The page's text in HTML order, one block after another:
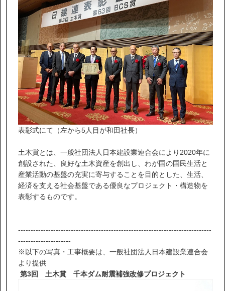
お問い合わせ
採用情報
営業カタログダウンロード
協力会社の皆様へ
個人情報等保護ポリシー
表彰式にて（左から5人目が和田社長）
土木賞とは、一般社団法人日本建設業連合会により2020年に
創設された、良好な土木資産を創出し、わが国の国民生活と
産業活動の基盤の充実に寄与することを目的とした、生活、
経済を支える社会基盤である優良なプロジェクト・構造物を
表彰するものです。
-----------------------------------------------------------------------------
---------------------
※以下の写真・工事概要は、一般社団法人日本建設業連合会
より提供
第3回 土木賞 千本ダム耐震補強改修プロジェクト